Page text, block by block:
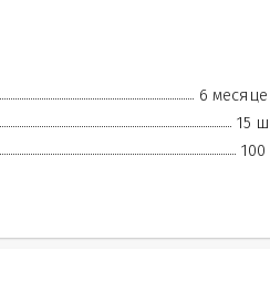
6
15
100